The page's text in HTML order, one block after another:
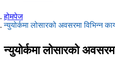
होमपेज
न्युयोर्कमा लोसारको अवसरमा विभिन्न
न्युयोर्कमा लोसारको